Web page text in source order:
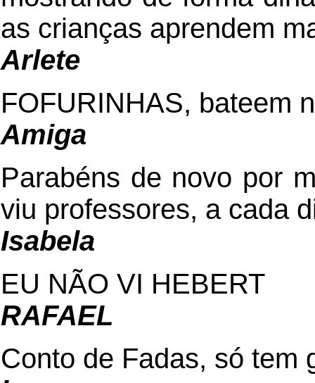
as crianças aprendem
Arlete
FOFURINHAS, bateem
Amiga
Parabéns de novo por
viu professores, a cada
Isabela
EU NÃO VI HEBERT
RAFAEL
Conto de Fadas, só tem